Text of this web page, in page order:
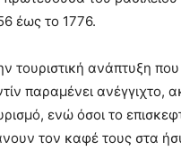
έως το 1776.
τουριστική ανάπτυξη
παραμένει ανέγγιχτο,
ενώ όσοι το
τον καφέ τους στα